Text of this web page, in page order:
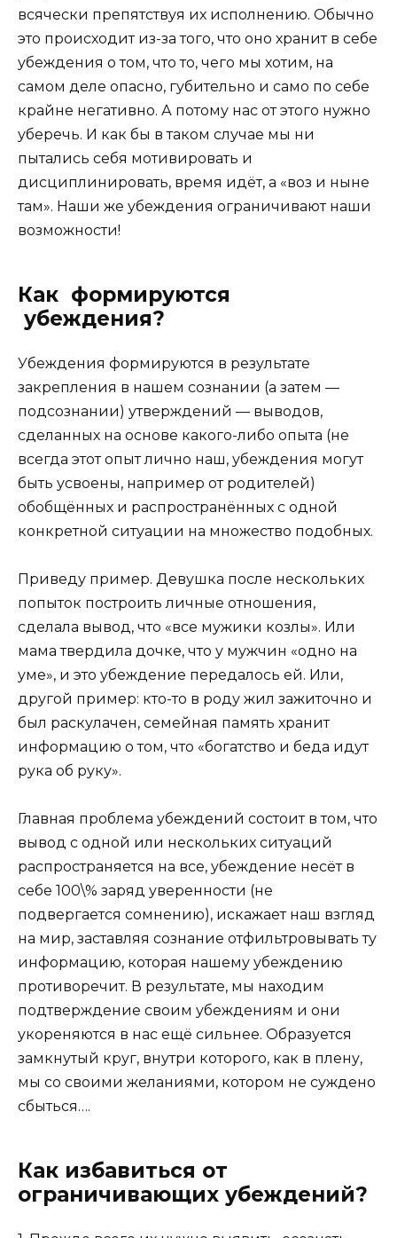
всячески препятствуя их исполнению. Обычно
это происходит из-за того, что оно хранит в себе
убеждения о том, что то, чего мы хотим, на
самом деле опасно, губительно и само по себе
крайне негативно. А потому нас от этого нужно
уберечь. И как бы в таком случае мы ни
пытались себя мотивировать и
дисциплинировать, время идёт, а «воз и ныне
там». Наши же убеждения ограничивают наши
возможности!
Как формируются
убеждения?
Убеждения формируются в результате
закрепления в нашем сознании (а затем —
подсознании) утверждений — выводов,
сделанных на основе какого-либо опыта (не
всегда этот опыт лично наш, убеждения могут
быть усвоены, например от родителей)
обобщённых и распространённых с одной
конкретной ситуации на множество подобных.
Приведу пример. Девушка после нескольких
попыток построить личные отношения,
сделала вывод, что «все мужики козлы». Или
мама твердила дочке, что у мужчин «одно на
уме», и это убеждение передалось ей. Или,
другой пример: кто-то в роду жил зажиточно и
был раскулачен, семейная память хранит
информацию о том, что «богатство и беда идут
рука об руку».
Главная проблема убеждений состоит в том, что
вывод с одной или нескольких ситуаций
распространяется на все, убеждение несёт в
себе 100\% заряд уверенности (не
подвергается сомнению), искажает наш взгляд
на мир, заставляя сознание отфильтровывать ту
информацию, которая нашему убеждению
противоречит. В результате, мы находим
подтверждение своим убеждениям и они
укореняются в нас ещё сильнее. Образуется
замкнутый круг, внутри которого, как в плену,
мы со своими желаниями, котором не суждено
сбыться….
Как избавиться от
ограничивающих убеждений?